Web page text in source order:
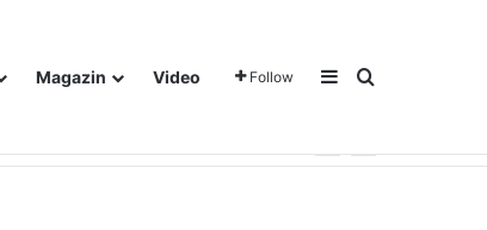
Magazin Video Follow Sidebar
Traži